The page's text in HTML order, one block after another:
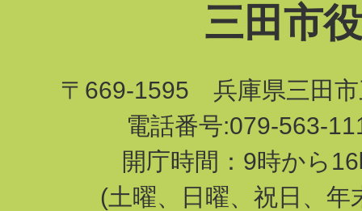
三田市
〒669-1595 兵庫県三田市
電話番号:079-563-
開庁時間：9時から
(土曜、日曜、祝日、年